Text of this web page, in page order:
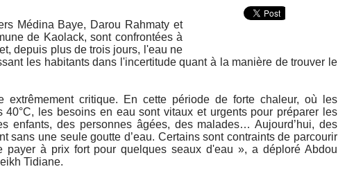
Médina Baye, Darou Rahmaty et
de Kaolack, sont confrontées à
depuis plus de trois jours, l'eau ne
les habitants dans l'incertitude quant à la manière de trouver le
extrêmement critique. En cette période de forte chaleur, où les
40°C, les besoins en eau sont vitaux et urgents pour préparer les
enfants, des personnes âgées, des malades… Aujourd’hui, des
sans une seule goutte d’eau. Certains sont contraints de parcourir
payer à prix fort pour quelques seaux d'eau », a déploré Abdou
Tidiane.